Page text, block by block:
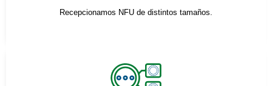
Recepcionamos NFU de distintos tamaños.